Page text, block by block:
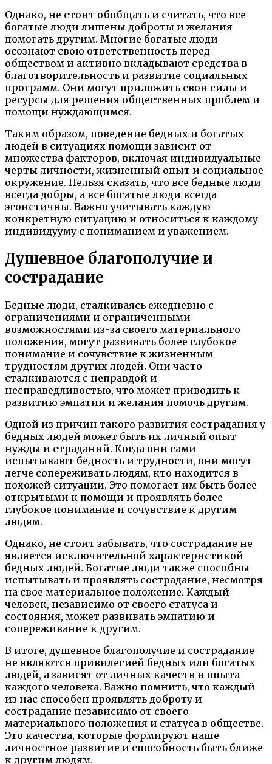
Однако, не стоит обобщать и считать, что все
богатые люди лишены доброты и желания
помогать другим. Многие богатые люди
осознают свою ответственность перед
обществом и активно вкладывают средства в
благотворительность и развитие социальных
программ. Они могут приложить свои силы и
ресурсы для решения общественных проблем и
помощи нуждающимся.
Таким образом, поведение бедных и богатых
людей в ситуациях помощи зависит от
множества факторов, включая индивидуальные
черты личности, жизненный опыт и социальное
окружение. Нельзя сказать, что все бедные люди
всегда добры, а все богатые люди всегда
эгоистичны. Важно учитывать каждую
конкретную ситуацию и относиться к каждому
индивидууму с пониманием и уважением.
Душевное благополучие и
сострадание
Бедные люди, сталкиваясь ежедневно с
ограничениями и ограниченными
возможностями из-за своего материального
положения, могут развивать более глубокое
понимание и сочувствие к жизненным
трудностям других людей. Они часто
сталкиваются с неправдой и
несправедливостью, что может приводить к
развитию эмпатии и желания помочь другим.
Одной из причин такого развития сострадания у
бедных людей может быть их личный опыт
нужды и страданий. Когда они сами
испытывают бедность и трудности, они могут
легче сопереживать людям, кто находится в
похожей ситуации. Это помогает им быть более
открытыми к помощи и проявлять более
глубокое понимание и сочувствие к другим
людям.
Однако, не стоит забывать, что сострадание не
является исключительной характеристикой
бедных людей. Богатые люди также способны
испытывать и проявлять сострадание, несмотря
на свое материальное положение. Каждый
человек, независимо от своего статуса и
состояния, может развивать эмпатию и
сопереживание к другим.
В итоге, душевное благополучие и сострадание
не являются привилегией бедных или богатых
людей, а зависят от личных качеств и опыта
каждого человека. Важно помнить, что каждый
из нас способен проявлять доброту и
сострадание независимо от своего
материального положения и статуса в обществе.
Это качества, которые формируют наше
личностное развитие и способность быть ближе
к другим людям.